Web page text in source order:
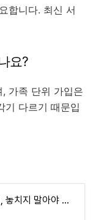
합니다. 최신 서
요?
가족 단위 가입은
기 다르기 때문입
제주 문화누리카드 사용처, 놓치지 말아야 할 핫플